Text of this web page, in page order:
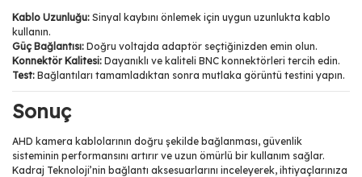
Kablo Uzunluğu: Sinyal kaybını önlemek için uygun uzunlukta kablo
kullanın.
Güç Bağlantısı: Doğru voltajda adaptör seçtiğinizden emin olun.
Konnektör Kalitesi: Dayanıklı ve kaliteli BNC konnektörleri tercih edin.
Test: Bağlantıları tamamladıktan sonra mutlaka görüntü testini yapın.
Sonuç
AHD kamera kablolarının doğru şekilde bağlanması, güvenlik
sisteminin performansını artırır ve uzun ömürlü bir kullanım sağlar.
Kadraj Teknoloji’nin bağlantı aksesuarlarını inceleyerek, ihtiyaçlarınıza